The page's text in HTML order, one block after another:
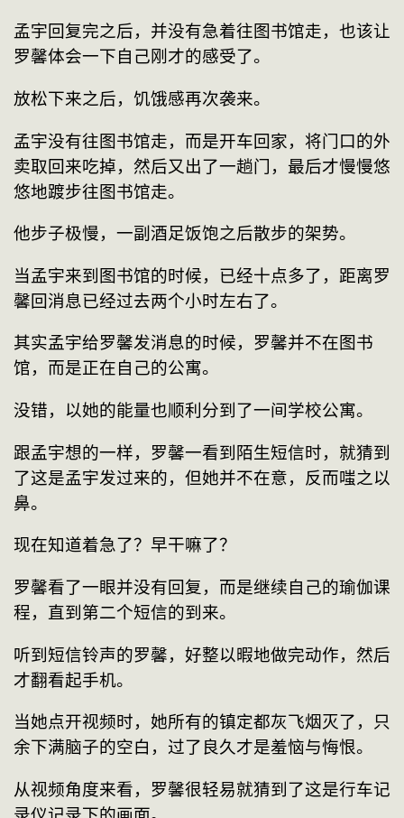
孟宇回复完之后，并没有急着往图书馆走，也该让
罗馨体会一下自己刚才的感受了。
放松下来之后，饥饿感再次袭来。
孟宇没有往图书馆走，而是开车回家，将门口的外
卖取回来吃掉，然后又出了一趟门，最后才慢慢悠
悠地踱步往图书馆走。
他步子极慢，一副酒足饭饱之后散步的架势。
当孟宇来到图书馆的时候，已经十点多了，距离罗
馨回消息已经过去两个小时左右了。
其实孟宇给罗馨发消息的时候，罗馨并不在图书
馆，而是正在自己的公寓。
没错，以她的能量也顺利分到了一间学校公寓。
跟孟宇想的一样，罗馨一看到陌生短信时，就猜到
了这是孟宇发过来的，但她并不在意，反而嗤之以
鼻。
现在知道着急了？早干嘛了？
罗馨看了一眼并没有回复，而是继续自己的瑜伽课
程，直到第二个短信的到来。
听到短信铃声的罗馨，好整以暇地做完动作，然后
才翻看起手机。
当她点开视频时，她所有的镇定都灰飞烟灭了，只
余下满脑子的空白，过了良久才是羞恼与悔恨。
从视频角度来看，罗馨很轻易就猜到了这是行车记